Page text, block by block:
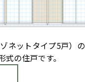
ネットタイプ5戸）の
式の住戸です。